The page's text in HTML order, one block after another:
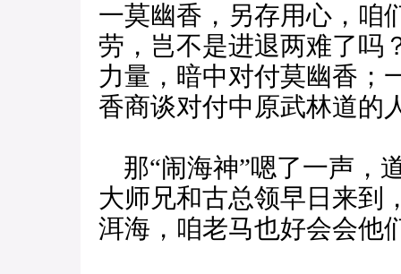
一莫幽香，另存用心，咱
劳，岂不是进退两难了吗
力量，暗中对付莫幽香；
香商谈对付中原武林道的
那“闹海神”嗯了一声，
大师兄和古总领早日来到
洱海，咱老马也好会会